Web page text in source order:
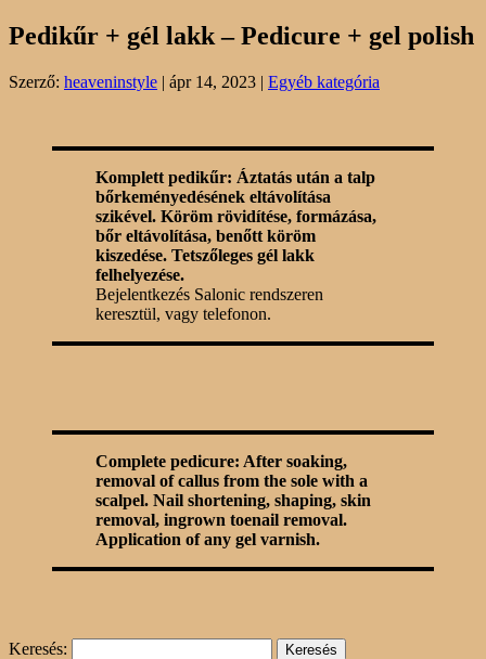
Pedikűr + gél lakk – Pedicure + gel polish
Szerző: heaveninstyle | ápr 14, 2023 | Egyéb kategória
Komplett pedikűr: Áztatás után a talp
bőrkeményedésének eltávolítása
szikével. Köröm rövidítése, formázása,
bőr eltávolítása, benőtt köröm
kiszedése. Tetszőleges gél lakk
felhelyezése.
Bejelentkezés Salonic rendszeren
keresztül, vagy telefonon.
Complete pedicure: After soaking,
removal of callus from the sole with a
scalpel. Nail shortening, shaping, skin
removal, ingrown toenail removal.
Application of any gel varnish.
Keresés: